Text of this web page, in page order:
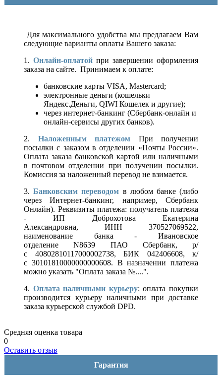
Для максимального удобства мы предлагаем Вам
следующие варианты оплаты Вашего заказа:
1. Онлайн-оплатой при завершении оформления
заказа на сайте. Принимаем к оплате:
банковские карты VISA, Mastercard;
электронные деньги (кошельки
Яндекс.Деньги, QIWI Кошелек и другие);
через интернет-банкинг (Сбербанк-онлайн и
онлайн-сервисы других банков).
2. Наложенным платежом При получении
посылки с заказом в отделении «Почты России».
Оплата заказа банковской картой или наличными
в почтовом отделении при получении посылки.
Комиссия за наложенный перевод не взимается.
3.Банковским переводом в любом банке (либо
через Интернет-банкинг, например, Сбербанк
Онлайн). Реквизиты платежа: получатель платежа
- ИП Доброхотова Екатерина
Александровна, ИНН 370527069522,
наименование банка - Ивановское
отделение N8639 ПАО Сбербанк, р/
с 40802810117000002738, БИК 042406608, к/
с 30101810000000000608. В назначении платежа
можно указать "Оплата заказа №....".
4. Оплата наличными курьеру: оплата покупки
производится курьеру наличными при доставке
заказа курьерской службой DPD.
Средняя оценка товара
0
Оставить отзыв
Гарантия